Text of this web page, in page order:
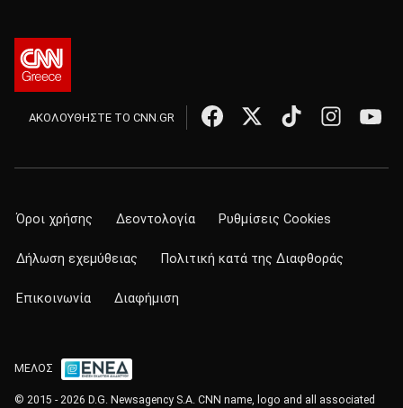
ΑΚΟΛΟΥΘΗΣΤΕ ΤΟ CNN.GR
Όροι χρήσης Δεοντολογία Ρυθμίσεις Cookies
Δήλωση εχεμύθειας Πολιτική κατά της Διαφθοράς
Επικοινωνία Διαφήμιση
ΜΕΛΟΣ
© 2015 - 2026 D.G. Newsagency S.A. CNN name, logo and all associated